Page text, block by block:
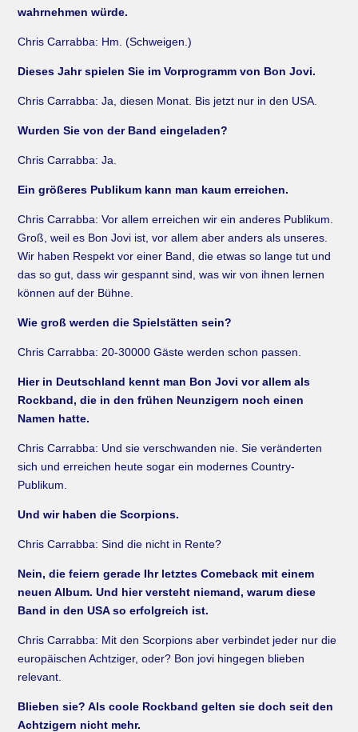
wahrnehmen würde.
Chris Carrabba: Hm. (Schweigen.)
Dieses Jahr spielen Sie im Vorprogramm von Bon Jovi.
Chris Carrabba: Ja, diesen Monat. Bis jetzt nur in den USA.
Wurden Sie von der Band eingeladen?
Chris Carrabba: Ja.
Ein größeres Publikum kann man kaum erreichen.
Chris Carrabba: Vor allem erreichen wir ein anderes Publikum.
Groß, weil es Bon Jovi ist, vor allem aber anders als unseres.
Wir haben Respekt vor einer Band, die etwas so lange tut und
das so gut, dass wir gespannt sind, was wir von ihnen lernen
können auf der Bühne.
Wie groß werden die Spielstätten sein?
Chris Carrabba: 20-30000 Gäste werden schon passen.
Hier in Deutschland kennt man Bon Jovi vor allem als
Rockband, die in den frühen Neunzigern noch einen
Namen hatte.
Chris Carrabba: Und sie verschwanden nie. Sie veränderten
sich und erreichen heute sogar ein modernes Country-
Publikum.
Und wir haben die Scorpions.
Chris Carrabba: Sind die nicht in Rente?
Nein, die feiern gerade Ihr letztes Comeback mit einem
neuen Album. Und hier versteht niemand, warum diese
Band in den USA so erfolgreich ist.
Chris Carrabba: Mit den Scorpions aber verbindet jeder nur die
europäischen Achtziger, oder? Bon jovi hingegen blieben
relevant.
Blieben sie? Als coole Rockband gelten sie doch seit den
Achtzigern nicht mehr.